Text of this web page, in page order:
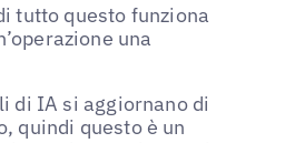
tutto questo funziona
una
di IA si aggiornano di
quindi questo è un